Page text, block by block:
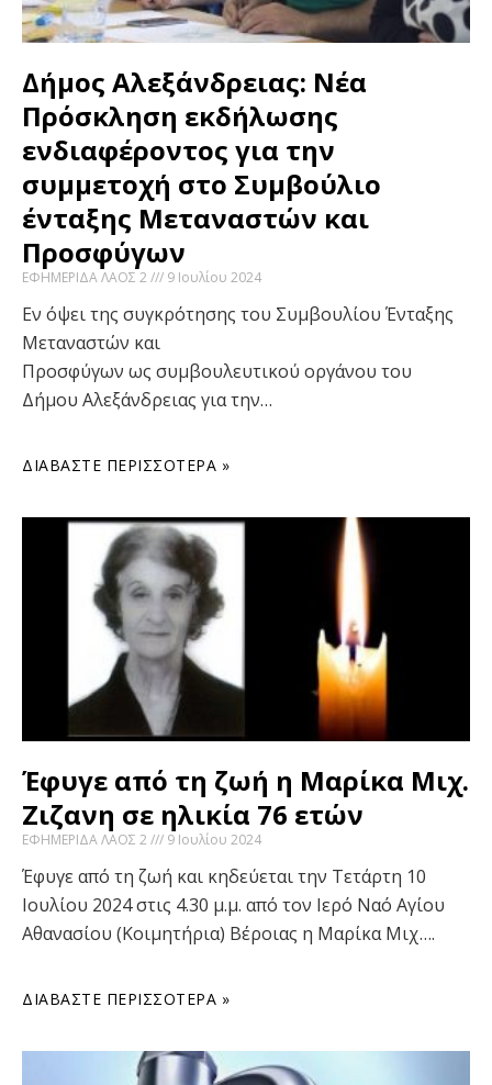
Δήμος Αλεξάνδρειας: Νέα
Πρόσκληση εκδήλωσης
ενδιαφέροντος για την
συμμετοχή στο Συμβούλιο
ένταξης Μεταναστών και
Προσφύγων
ΕΦΗΜΕΡΙΔΑ ΛΑΟΣ 2 9 Ιουλίου 2024
Εν όψει της συγκρότησης του Συμβουλίου Ένταξης
Μεταναστών και
Προσφύγων ως συμβουλευτικού οργάνου του
Δήμου Αλεξάνδρειας για την…
ΔΙΑΒΆΣΤΕ ΠΕΡΙΣΣΌΤΕΡΑ »
Έφυγε από τη ζωή η Μαρίκα Μιχ.
Ζιζανη σε ηλικία 76 ετών
ΕΦΗΜΕΡΙΔΑ ΛΑΟΣ 2 9 Ιουλίου 2024
Έφυγε από τη ζωή και κηδεύεται την Τετάρτη 10
Ιουλίου 2024 στις 4.30 μ.μ. από τον Ιερό Ναό Αγίου
Αθανασίου (Κοιμητήρια) Βέροιας η Μαρίκα Μιχ….
ΔΙΑΒΆΣΤΕ ΠΕΡΙΣΣΌΤΕΡΑ »